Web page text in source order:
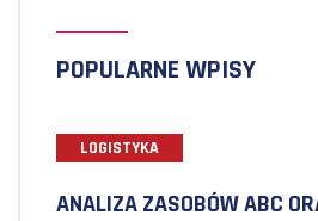
POPULARNE WPISY
LOGISTYKA
ANALIZA ZASOBÓW ABC